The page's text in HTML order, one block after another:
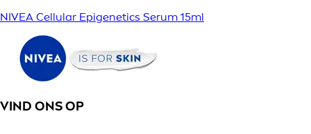
NIVEA Cellular Epigenetics Serum 15ml
VIND ONS OP